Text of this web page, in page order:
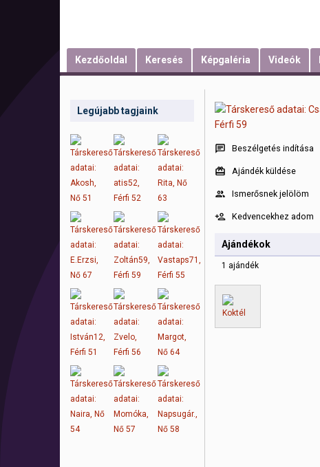
Kezdőoldal Keresés Képgaléria Videók
Legújabb tagjaink
Beszélgetés indítása
Ajándék küldése
Ismerősnek jelölöm
Kedvencekhez adom
Ajándékok
1 ajándék